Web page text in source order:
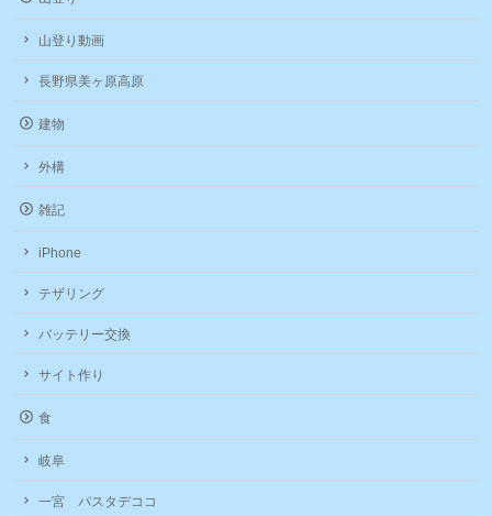
山登り動画
長野県美ヶ原高原
建物
外構
雑記
iPhone
テザリング
バッテリー交換
サイト作り
食
岐阜
一宮 パスタデココ